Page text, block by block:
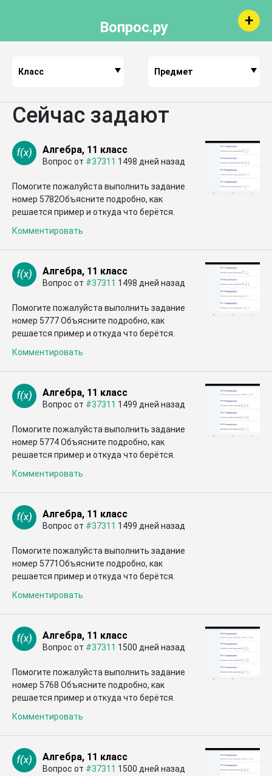
Вопрос.ру
Класс Предмет
Сейчас задают
Алгебра, 11 класс
Вопрос от #37311 1498 дней назад
Помогите пожалуйста выполнить задание
номер 5782Объясните подробно, как
решается пример и откуда что берётся.
Комментировать
Алгебра, 11 класс
Вопрос от #37311 1498 дней назад
Помогите пожалуйста выполнить задание
номер 5777 Объясните подробно, как
решается пример и откуда что берётся.
Комментировать
Алгебра, 11 класс
Вопрос от #37311 1499 дней назад
Помогите пожалуйста выполнить задание
номер 5774 Объясните подробно, как
решается пример и откуда что берётся.
Комментировать
Алгебра, 11 класс
Вопрос от #37311 1499 дней назад
Помогите пожалуйста выполнить задание
номер 5771Объясните подробно, как
решается пример и откуда что берётся.
Комментировать
Алгебра, 11 класс
Вопрос от #37311 1500 дней назад
Помогите пожалуйста выполнить задание
номер 5768 Объясните подробно, как
решается пример и откуда что берётся.
Комментировать
Алгебра, 11 класс
Вопрос от #37311 1500 дней назад